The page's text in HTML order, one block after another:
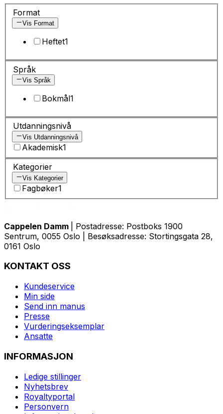
Format
Vis Format
Heftet1
Språk
Vis Språk
Bokmål1
Utdanningsnivå
Vis Utdanningsnivå
Akademisk1
Kategorier
Vis Kategorier
Fagbøker1
Cappelen Damm
| Postadresse: Postboks 1900
Sentrum, 0055 Oslo | Besøksadresse: Stortingsgata 28,
0161 Oslo
KONTAKT OSS
Kundeservice
Min side
Send inn manus
Presse
Vurderingseksemplar
Ansatte
INFORMASJON
Ledige stillinger
Nyhetsbrev
Royaltyportal
Personvern